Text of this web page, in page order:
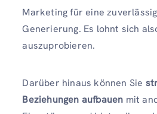
Marketing für eine
Generierung. Es lohnt sich
auszuprobieren.
Darüber hinaus können Sie
Beziehungen aufbauen mit